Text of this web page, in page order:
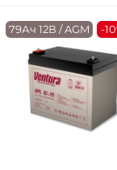
79Ач 12В / AGM -